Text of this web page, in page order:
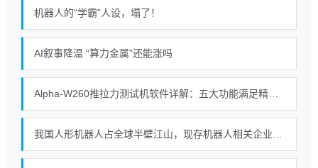
机器人的“学霸”人设，塌了！
AI叙事降温 “算力金属”还能涨吗